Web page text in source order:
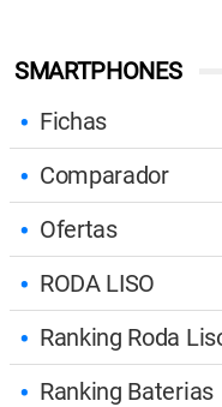
SMARTPHONES
Fichas
Comparador
Ofertas
RODA LISO
Ranking Roda
Ranking Baterias